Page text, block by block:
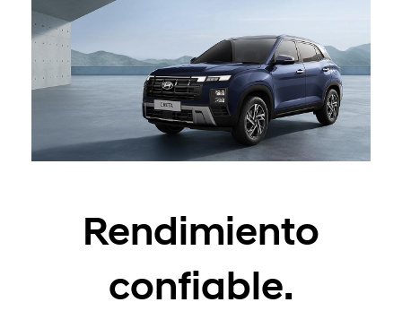
Rendimiento
confiable.